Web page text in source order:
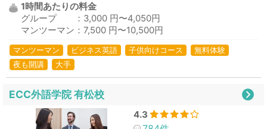
1時間あたりの料金
グループ ：3,000 円〜4,050円
マンツーマン：7,500 円〜10,500円
マンツーマン ビジネス英語 子供向けコース
無料体験
夜も開講
大手
ECC外語学院 有松校
4.3